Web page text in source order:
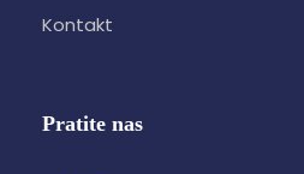
Kontakt
Pratite nas